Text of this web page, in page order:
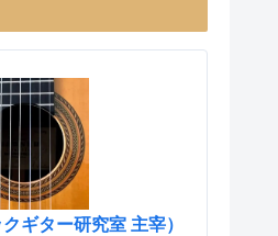
ギター研究室 主宰）